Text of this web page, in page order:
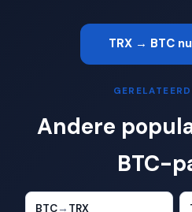
TRX → BTC
Andere
BTC-
BTC→ TRX